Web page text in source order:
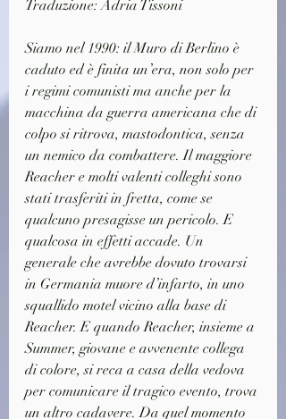
Traduzione: Adria Tissoni
Siamo nel 1990: il Muro di Berlino è
caduto ed è finita un’era, non solo per
i regimi comunisti ma anche per la
macchina da guerra americana che di
colpo si ritrova, mastodontica, senza
un nemico da combattere. Il maggiore
Reacher e molti valenti colleghi sono
stati trasferiti in fretta, come se
qualcuno presagisse un pericolo. E
qualcosa in effetti accade. Un
generale che avrebbe dovuto trovarsi
in Germania muore d’infarto, in uno
squallido motel vicino alla base di
Reacher. E quando Reacher, insieme a
Summer, giovane e avvenente collega
di colore, si reca a casa della vedova
per comunicare il tragico evento, trova
un altro cadavere. Da quel momento